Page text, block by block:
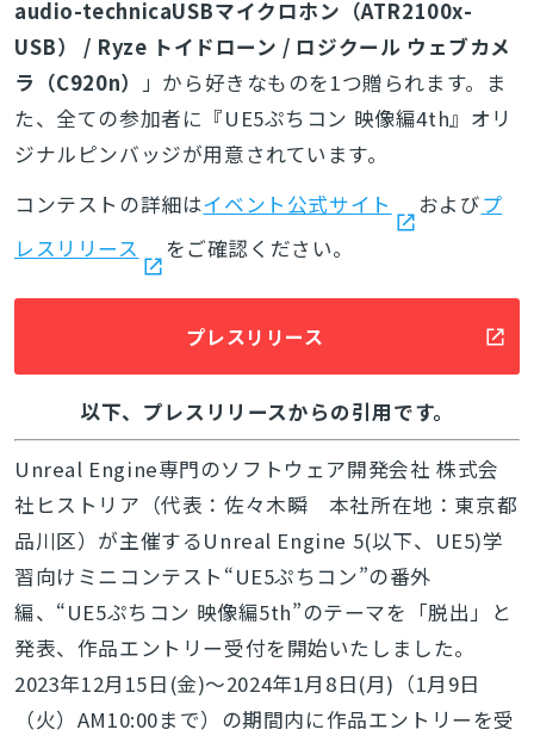
audio-technicaUSBマイクロホン（ATR2100x-
USB） / Ryze トイドローン / ロジクール ウェブカメ
ラ（C920n）
」から好きなものを1つ贈られます。ま
た、全ての参加者に『UE5ぷちコン 映像編4th』オリ
ジナルピンバッジが用意されています。
コンテストの詳細はイベント公式サイト およびプ
レスリリース
をご確認ください。
プレスリリース
以下、プレスリリースからの引用です。
Unreal Engine専門のソフトウェア開発会社 株式会
社ヒストリア（代表：佐々木瞬 本社所在地：東京都
品川区）が主催するUnreal Engine 5(以下、UE5)学
習向けミニコンテスト“UE5ぷちコン”の番外
編、“UE5ぷちコン 映像編5th”のテーマを「脱出」と
発表、作品エントリー受付を開始いたしました。
2023年12月15日(金)～2024年1月8日(月)（1月9日
（火）AM10:00まで）の期間内に作品エントリーを受